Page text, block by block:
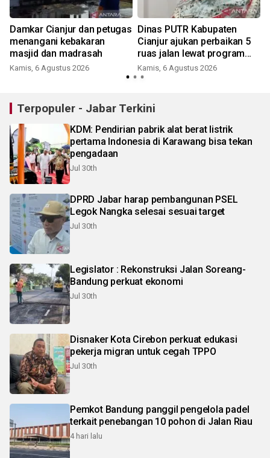
Damkar Cianjur dan petugas
menangani kebakaran
masjid dan madrasah
Kamis, 6 Agustus 2026
Dinas PUTR Kabupaten
Cianjur ajukan perbaikan 5
ruas jalan lewat program
IJD
Kamis, 6 Agustus 2026
Terpopuler - Jabar Terkini
KDM: Pendirian pabrik alat berat listrik
pertama Indonesia di Karawang bisa tekan
pengadaan
Jul 30th
DPRD Jabar harap pembangunan PSEL
Legok Nangka selesai sesuai target
Jul 30th
Legislator : Rekonstruksi Jalan Soreang-
Bandung perkuat ekonomi
Jul 30th
Disnaker Kota Cirebon perkuat edukasi
pekerja migran untuk cegah TPPO
Jul 30th
Pemkot Bandung panggil pengelola padel
terkait penebangan 10 pohon di Jalan Riau
4 hari lalu